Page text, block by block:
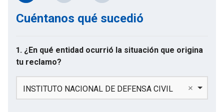
Cuéntanos qué sucedió
1. ¿En qué entidad ocurrió la situación que origina
tu reclamo?
INSTITUTO NACIONAL DE DEFENSA CIVIL